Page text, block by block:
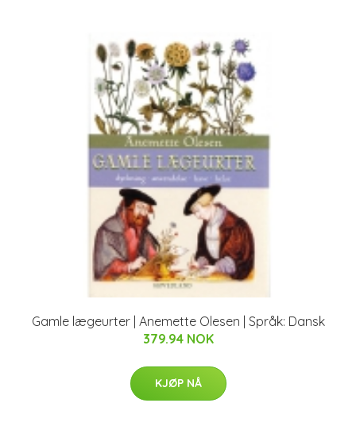
Gamle lægeurter | Anemette Olesen | Språk: Dansk
379.94 NOK
KJØP NÅ